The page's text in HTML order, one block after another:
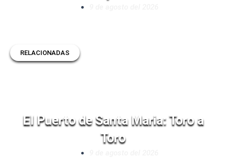
RELACIONADAS
El Puerto de Santa Maria: Toro a
Toro